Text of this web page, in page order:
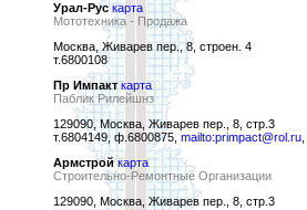
Урал-Рус карта
Мототехника - Продажа
Москва, Живарев пер., 8, строен. 4
т.6800108
Пр Импакт карта
Паблик Рилейшнз
129090, Москва, Живарев пер., 8, стр.3
т.6804149, ф.6800875, mailto:primpact@rol.ru
Армстрой карта
Строительно-Ремонтные Организации
129090, Москва, Живарев пер., 8, стр.3